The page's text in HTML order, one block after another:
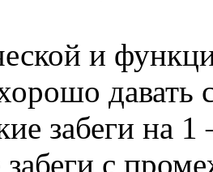
и
забеги на
забеги с